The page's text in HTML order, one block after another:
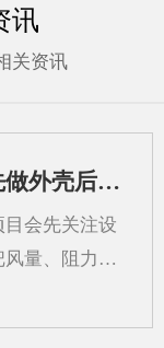
讯
关资讯
除尘设备制作常见误区：先做外壳后算系统会带来哪些问题
会先关注设
量、阻力、
面。这样做
返工、适配